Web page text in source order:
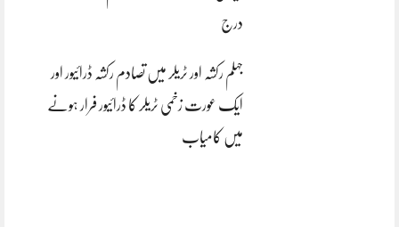
درج
جہلم رکشہ اور ٹریلر میں تصادم رکشہ ڈرائیور اور
ایک عورت زخمی ٹریلر کا ڈرائیور فرار ہونے
میں کامیاب